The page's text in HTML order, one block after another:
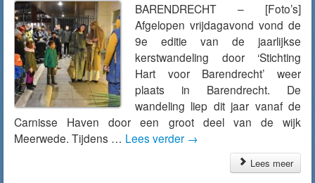
BARENDRECHT – [Foto’s]
Afgelopen vrijdagavond vond de
9e editie van de jaarlijkse
kerstwandeling door ‘Stichting
Hart voor Barendrecht’ weer
plaats in Barendrecht. De
wandeling liep dit jaar vanaf de
Carnisse Haven door een groot deel van de wijk
Meerwede. Tijdens … Lees verder →
Lees meer